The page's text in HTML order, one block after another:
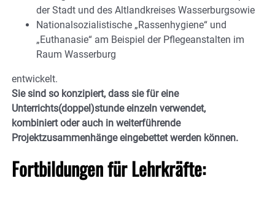
der Stadt und des Altlandkreises Wasserburgsowie
Nationalsozialistische „Rassenhygiene“ und
„Euthanasie“ am Beispiel der Pflegeanstalten im
Raum Wasserburg
entwickelt.
Sie sind so konzipiert, dass sie für eine
Unterrichts(doppel)stunde einzeln verwendet,
kombiniert oder auch in weiterführende
Projektzusammenhänge eingebettet werden können.
Fortbildungen für Lehrkräfte: